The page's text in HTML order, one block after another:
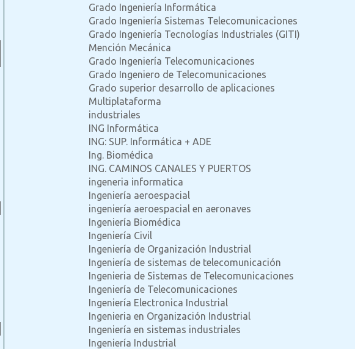
Grado Ingeniería Informática
Grado Ingeniería Sistemas Telecomunicaciones
Grado Ingeniería Tecnologías Industriales (GITI)
Mención Mecánica
Grado Ingeniería Telecomunicaciones
Grado Ingeniero de Telecomunicaciones
Grado superior desarrollo de aplicaciones
Multiplataforma
industriales
ING Informática
ING: SUP. Informática + ADE
Ing. Biomédica
ING. CAMINOS CANALES Y PUERTOS
ingeneria informatica
Ingeniería aeroespacial
ingeniería aeroespacial en aeronaves
Ingeniería Biomédica
Ingeniería Civil
Ingeniería de Organización Industrial
Ingeniería de sistemas de telecomunicación
Ingenieria de Sistemas de Telecomunicaciones
Ingeniería de Telecomunicaciones
Ingeniería Electronica Industrial
Ingenieria en Organización Industrial
Ingeniería en sistemas industriales
Ingeniería Industrial